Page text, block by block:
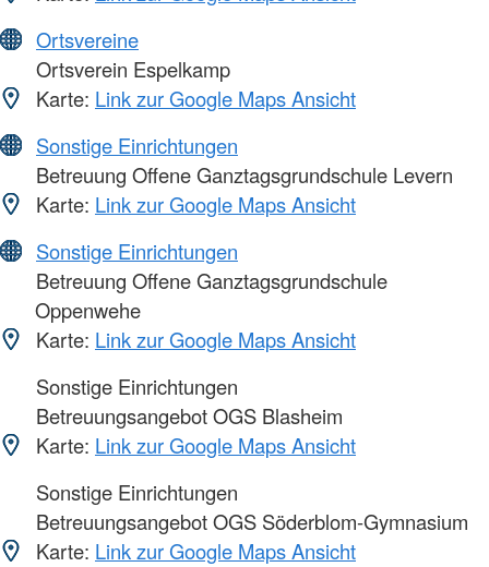
Ortsvereine
Ortsverein Espelkamp
Karte: Link zur Google Maps Ansicht
Sonstige Einrichtungen
Betreuung Offene Ganztagsgrundschule Levern
Karte: Link zur Google Maps Ansicht
Sonstige Einrichtungen
Betreuung Offene Ganztagsgrundschule
Oppenwehe
Karte: Link zur Google Maps Ansicht
Sonstige Einrichtungen
Betreuungsangebot OGS Blasheim
Karte: Link zur Google Maps Ansicht
Sonstige Einrichtungen
Betreuungsangebot OGS Söderblom-Gymnasium
Karte: Link zur Google Maps Ansicht